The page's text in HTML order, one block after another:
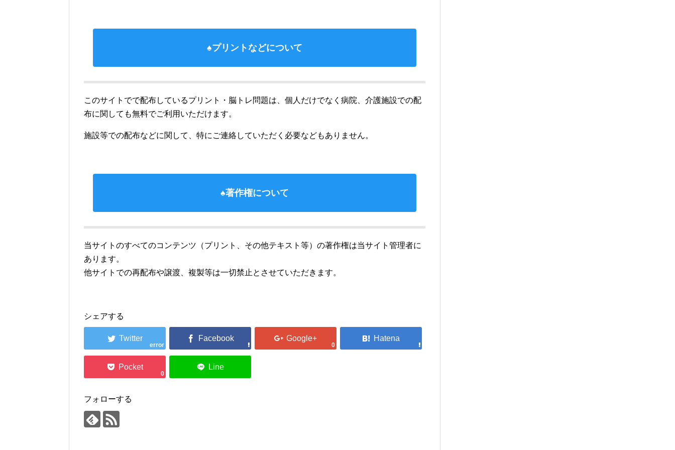
♠プリントなどについて
このサイトでで配布しているプリント・脳トレ問題は、個人だけでなく病院、介護施設での配
布に関しても無料でご利用いただけます。
施設等での配布などに関して、特にご連絡していただく必要などもありません。
♠著作権について
当サイトのすべてのコンテンツ（プリント、その他テキスト等）の著作権は当サイト管理者に
あります。
他サイトでの再配布や譲渡、複製等は一切禁止とさせていただきます。
シェアする
error 0
0
フォローする